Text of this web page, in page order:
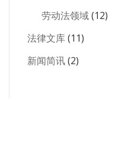
劳动法领域(12)
法律文库(11)
新闻简讯(2)